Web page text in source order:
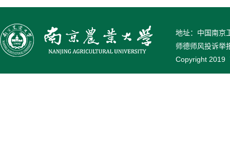
地址：中国南
师德师风投诉
Copyright 2019